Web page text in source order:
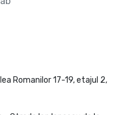
Romanilor 17-19, etajul 2,